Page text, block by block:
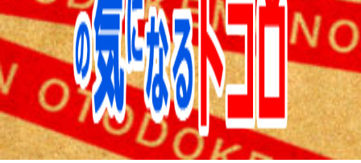
情熱大陸を読む
レストランだけじゃない
「水野真紀の魔法のレスト
ラン」
痛快！明石家電視台に、
エエ話はいらんねん！
池上彰のニュース解説が
読める！「生！池上彰×山
里亮太」